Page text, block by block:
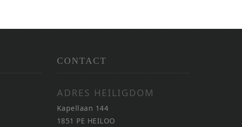
CONTACT
ADRES HEILIGDOM
Kapellaan 144
1851 PE HEILOO